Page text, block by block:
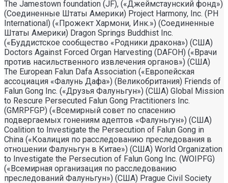
The Jamestown foundation (JF), («Джеймстаунский фонд»)
(Соединенные Штаты Америки) Project Harmony, Inc. (PH
International) («Прожект Хармони, Инк.») (Соединенные
Штаты Америки) Dragon Springs Buddhist Inc.
(«Буддистское сообщество «Родники дракона») (США)
Doctors Against Forced Organ Harvesting (DAFOH) («Врачи
против насильственного извлечения органов») (США)
The European Falun Dafa Association («Европейская
ассоциация «Фалунь Дафа») (Великобритания) Friends of
Falun Gong Inc. («Друзья Фалуньгун») (США) Global Mission
to Rescure Persecuted Falun Gong Practitioners Inc.
(GMRPFGP) («Всемирный совет по спасению
подвергаемых гонениям адептов «Фалуньгун») (США)
Coalition to Investigate the Persecution of Falun Gong in
China («Коалиция по расследованию преследования в
отношении Фалуньгун в Китае») (США) World Organization
to Investigate the Persecution of Falun Gong Inc. (WOIPFG)
(«Всемирная организация по расследованию
преследований Фалуньгун») (США) Prague Civil Society